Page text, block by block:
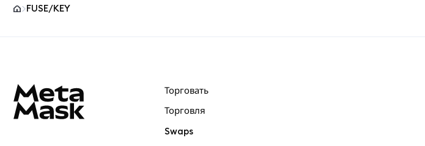
FUSE/KEY
Торговать
Торговля
Swaps